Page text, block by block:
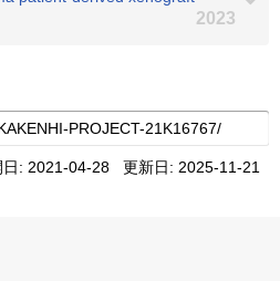
2023
日: 2021-04-28 更新日: 2025-11-21